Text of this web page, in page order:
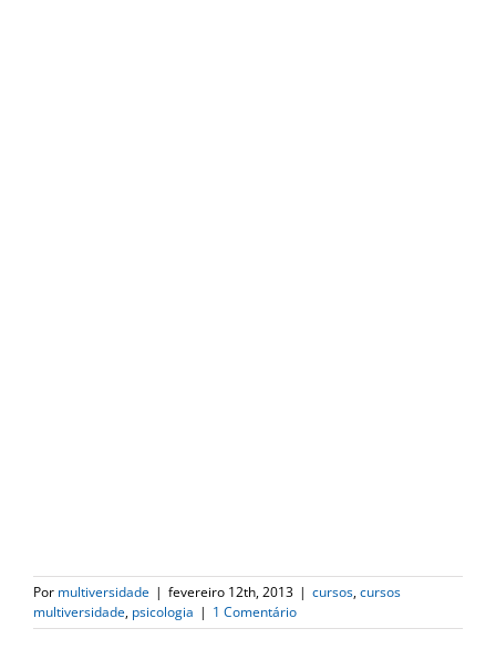
Por multiversidade | fevereiro 12th, 2013 | cursos,cursos
multiversidade, psicologia | 1 Comentário